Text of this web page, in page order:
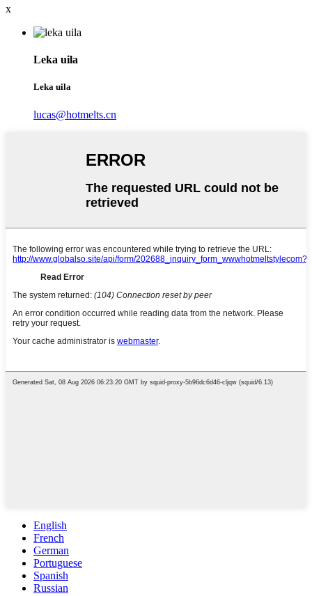
x
Leka uila
Leka uila
lucas@hotmelts.cn
English
French
German
Portuguese
Spanish
Russian